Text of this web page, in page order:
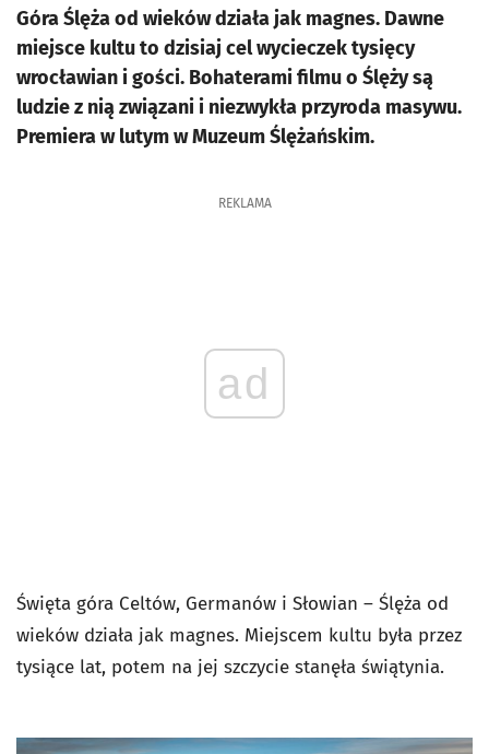
Góra Ślęża od wieków działa jak magnes. Dawne
miejsce kultu to dzisiaj cel wycieczek tysięcy
wrocławian i gości. Bohaterami filmu o Ślęży są
ludzie z nią związani i niezwykła przyroda masywu.
Premiera w lutym w Muzeum Ślężańskim.
REKLAMA
ad
Święta góra Celtów, Germanów i Słowian – Ślęża od
wieków działa jak magnes. Miejscem kultu była przez
tysiące lat, potem na jej szczycie stanęła świątynia.